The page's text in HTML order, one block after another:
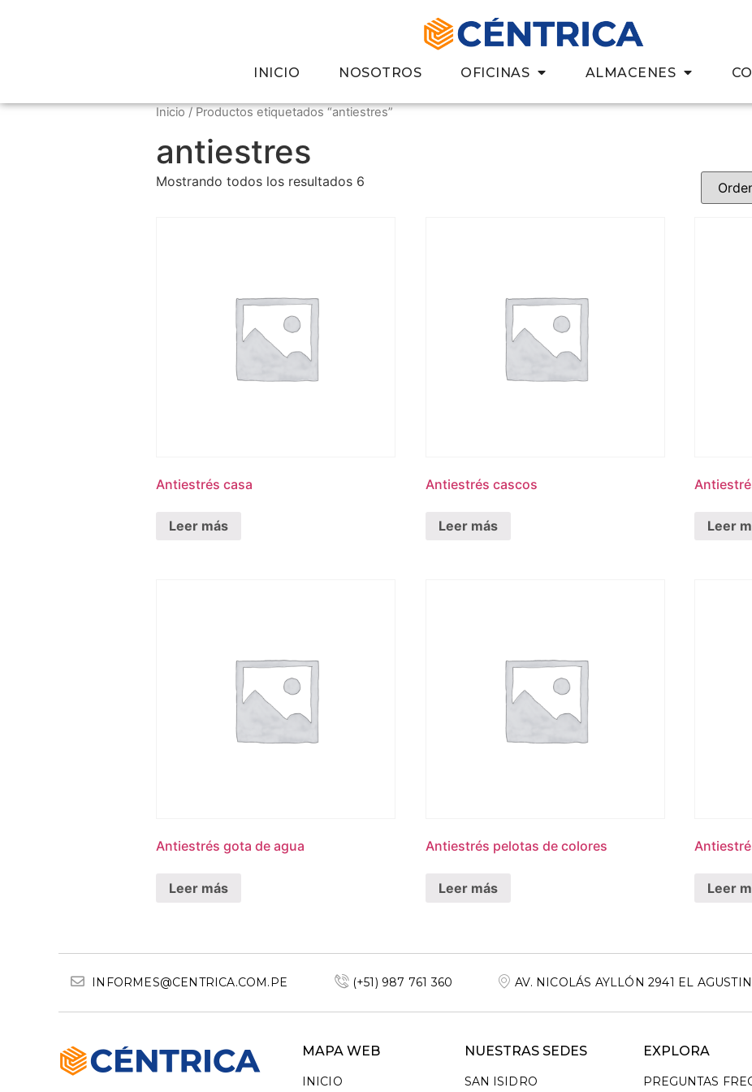
INICIO NOSOTROS OFICINAS ALMACENES
Inicio/ Productos etiquetados “antiestres”
antiestres
Mostrando todos los resultados 6
Antiestrés casa
Leer más
Antiestrés cascos
Leer más Leer
Antiestrés gota de agua
Leer más
Antiestrés pelotas de colores
Leer más Leer
INFORMES@CENTRICA.COM.PE (+51) 987 761 360 AV. NICOLÁS AYLLÓN 2941 EL
MAPA WEB
INICIO
NUESTRAS SEDES
SAN ISIDRO
EXPLORA
PREGUNTAS